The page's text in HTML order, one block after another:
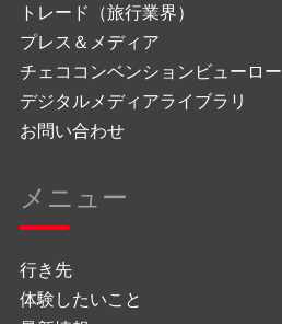
トレード（旅行業界）
プレス＆メディア
チェココンベンションビューロー
デジタルメディアライブラリ
お問い合わせ
メニュー
行き先
体験したいこと